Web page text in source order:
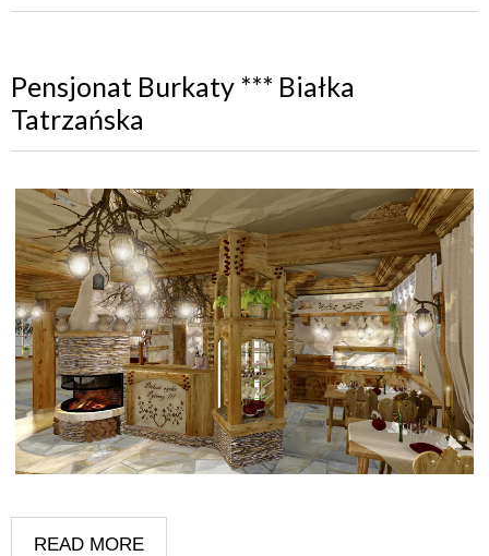
Pensjonat Burkaty *** Białka
Tatrzańska
READ MORE